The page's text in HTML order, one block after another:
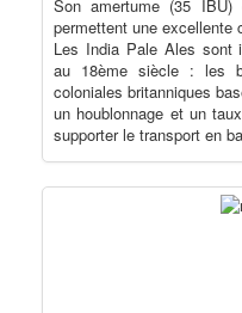
Son amertume (35
permettent une excellente
Les India Pale Ales sont
au 18ème siècle : les
coloniales britanniques
un houblonnage et un
supporter le transport en